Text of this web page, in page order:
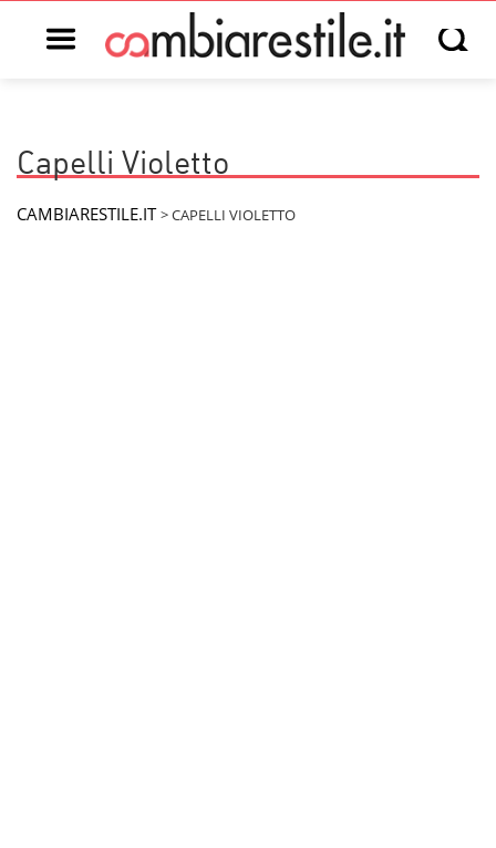
Open main menu Open
Capelli Violetto
CAMBIARESTILE.IT >CAPELLI VIOLETTO